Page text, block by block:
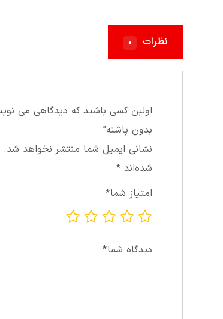
نظرات ۰
بدون پاشنه”
نشانی ایمیل شما منتشر نخواهد شد.
شده‌اند*
امتیاز شما*
دیدگاه شما*